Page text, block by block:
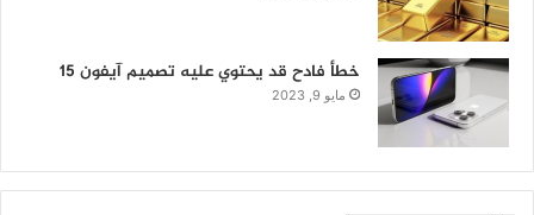
خطأ فادح قد يحتوي عليه تصميم آيفون 15
مايو 9, 2023